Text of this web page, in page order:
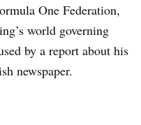
One Federation,
world governing
by a report about his
newspaper.